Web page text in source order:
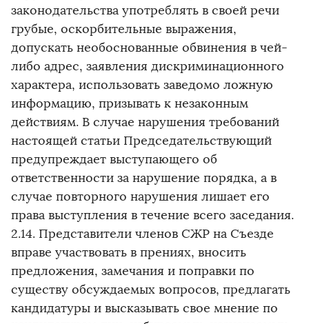
законодательства употреблять в своей речи
грубые, оскорбительные выражения,
допускать необоснованные обвинения в чей-
либо адрес, заявления дискриминационного
характера, использовать заведомо ложную
информацию, призывать к незаконным
действиям. В случае нарушения требований
настоящей статьи Председательствующий
предупреждает выступающего об
ответственности за нарушение порядка, а в
случае повторного нарушения лишает его
права выступления в течение всего заседания.
2.14. Представители членов СЖР на Съезде
вправе участвовать в прениях, вносить
предложения, замечания и поправки по
существу обсуждаемых вопросов, предлагать
кандидатуры и высказывать свое мнение по